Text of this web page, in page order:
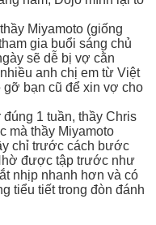
Miyamoto (giống
gia buổi sáng chủ
sẽ dễ bị vợ cằn
anh chị em từ Việt
bạn cũ để xin vợ cho
1 tuần, thầy Chris
mà thầy Miyamoto
chỉ trước cách bước
được tập trước như
nhịp nhanh hơn và có
tiểu tiết trong đòn đánh